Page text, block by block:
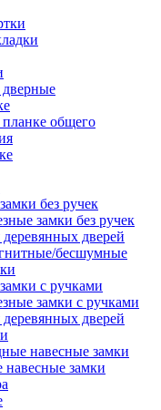
общего
без ручек
замки без ручек
деревянных дверей
бесшумные
с ручками
замки с ручками
деревянных дверей
навесные замки
замки